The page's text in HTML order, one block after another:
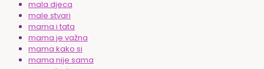
mala djeca
male stvari
mama i tata
mama je važna
mama kako si
mama nije sama